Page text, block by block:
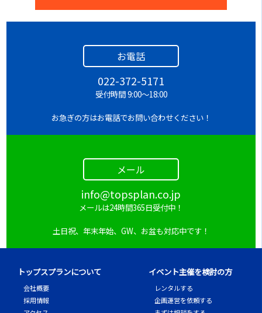
お電話
022-372-5171
受付時間 9:00～18:00
お急ぎの方はお電話でお問い合わせください！
メール
info@topsplan.co.jp
メールは24時間365日受付中！
土日祝、年末年始、GW、お盆も対応中です！
トップスプランについて
会社概要
採用情報
イベント主催を検討の方
レンタルする
企画運営を依頼する